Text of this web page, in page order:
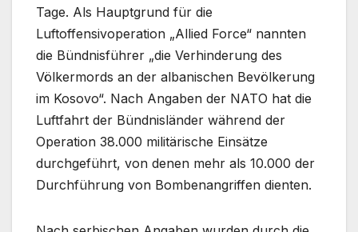
Tage. Als Hauptgrund für die
Luftoffensivoperation „Allied Force“ nannten
die Bündnisführer „die Verhinderung des
Völkermords an der albanischen Bevölkerung
im Kosovo“. Nach Angaben der NATO hat die
Luftfahrt der Bündnisländer während der
Operation 38.000 militärische Einsätze
durchgeführt, von denen mehr als 10.000 der
Durchführung von Bombenangriffen dienten.